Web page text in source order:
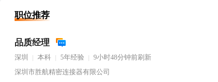
职位推荐
品质经理
深圳 本科 5年经验
9小时48分钟前刷新
深圳市胜航精密连接器有限公司